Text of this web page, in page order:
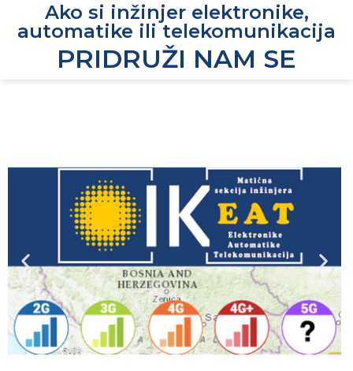
Ako si inžinjer elektronike,
automatike ili telekomunikacija
PRIDRUŽI NAM SE